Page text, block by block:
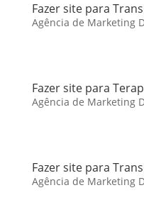
Fazer site para
Agência de Marketing
Fazer site para
Agência de Marketing
Fazer site para
Agência de Marketing